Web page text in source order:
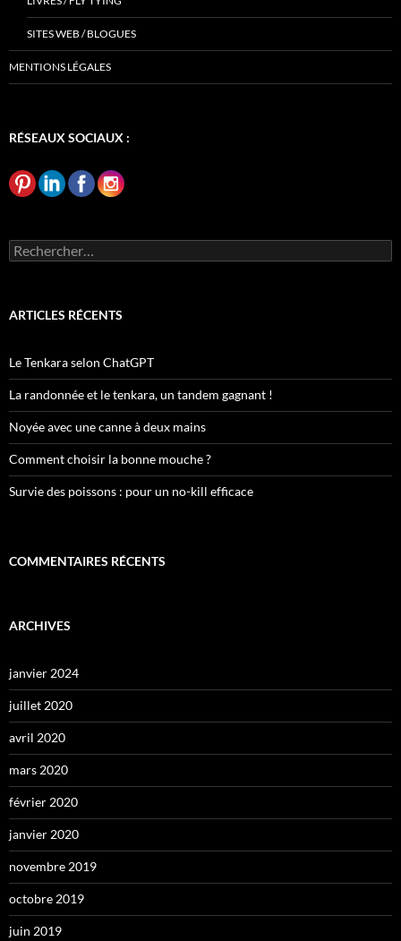
SITES WEB / BLOGUES
MENTIONS LÉGALES
RÉSEAUX SOCIAUX :
Rechercher :
ARTICLES RÉCENTS
Le Tenkara selon ChatGPT
La randonnée et le tenkara, un tandem gagnant !
Noyée avec une canne à deux mains
Comment choisir la bonne mouche ?
Survie des poissons : pour un no-kill efficace
COMMENTAIRES RÉCENTS
ARCHIVES
janvier 2024
juillet 2020
avril 2020
mars 2020
février 2020
janvier 2020
novembre 2019
octobre 2019
juin 2019